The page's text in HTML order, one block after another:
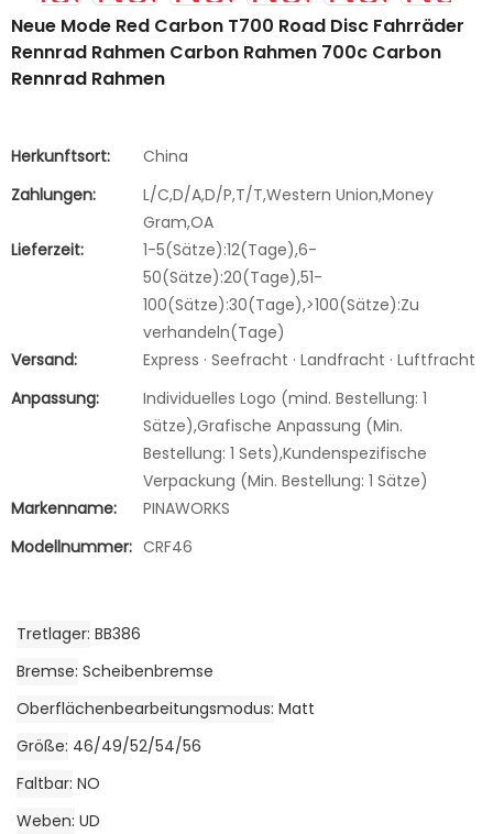
Neue Mode Red Carbon T700 Road Disc Fahrräder
Rennrad Rahmen Carbon Rahmen 700c Carbon
Rennrad Rahmen
Herkunftsort:
China
Zahlungen:
L/C,D/A,D/P,T/T,Western Union,Money
Gram,OA
Lieferzeit:
1-5(Sätze):12(Tage),6-
50(Sätze):20(Tage),51-
100(Sätze):30(Tage),>100(Sätze):Zu
verhandeln(Tage)
Versand:
Express · Seefracht · Landfracht · Luftfracht
Anpassung:
Individuelles Logo (mind. Bestellung: 1
Sätze),Grafische Anpassung (Min.
Bestellung: 1 Sets),Kundenspezifische
Verpackung (Min. Bestellung: 1 Sätze)
Markenname:
PINAWORKS
Modellnummer: CRF46
Tretlager BB386
Bremse Scheibenbremse
Oberflächenbearbeitungsmodus Matt
Größe 46/49/52/54/56
Faltbar NO
Weben UD